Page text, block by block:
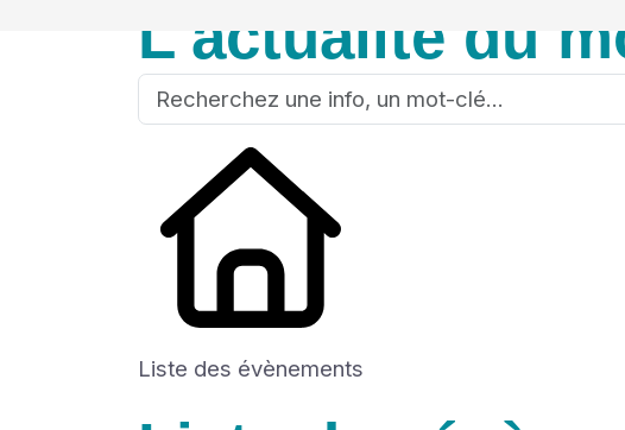
L'actualité du
Liste des évènements